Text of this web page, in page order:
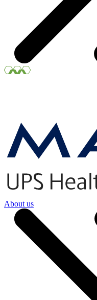
About us